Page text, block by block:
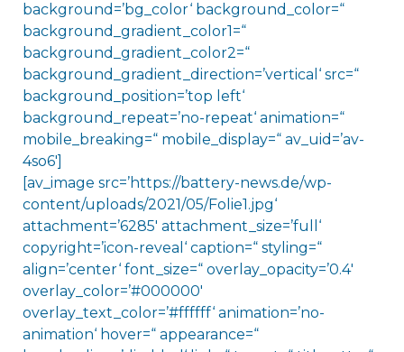
background=’bg_color‘ background_color=“
background_gradient_color1=“
background_gradient_color2=“
background_gradient_direction=’vertical‘ src=“
background_position=’top left‘
background_repeat=’no-repeat‘ animation=“
mobile_breaking=“ mobile_display=“ av_uid=’av-
4so6′]
[av_image src=’https://battery-news.de/wp-
content/uploads/2021/05/Folie1.jpg‘
attachment=’6285′ attachment_size=’full‘
copyright=’icon-reveal‘ caption=“ styling=“
align=’center‘ font_size=“ overlay_opacity=’0.4′
overlay_color=’#000000′
overlay_text_color=’#ffffff‘ animation=’no-
animation‘ hover=“ appearance=“